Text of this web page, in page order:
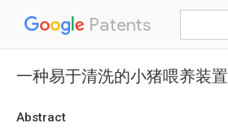
Patents
一种易于清洗的小猪喂养装置
Abstract